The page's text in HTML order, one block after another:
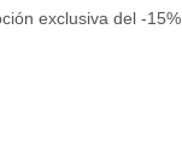
exclusiva del -